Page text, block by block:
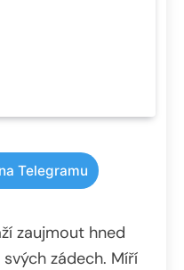
Telegramu
zaujmout hned
zádech. Míří